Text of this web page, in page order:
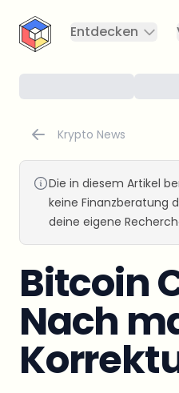
CryptoTicker
Entdecken
Krypto News
Die in diesem Artikel
keine Finanzberatung
deine eigene
Bitcoin
Nach